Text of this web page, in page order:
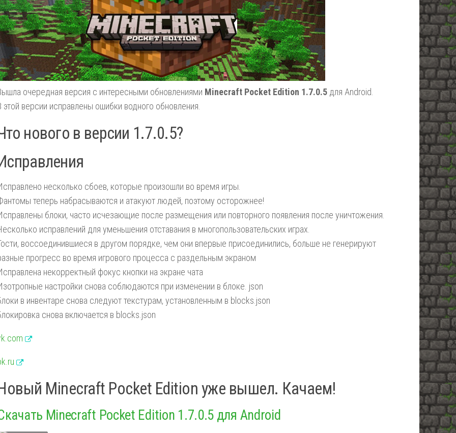
очередная версия с интересными обновлениями Minecraft Pocket Edition 1.7.0.5 для Android.
этой версии исправлены ошибки водного обновления.
нового в версии 1.7.0.5?
несколько сбоев, которые произошли во время игры.
теперь набрасываются и атакуют людей, поэтому осторожнее!
блоки, часто исчезающие после размещения или повторного появления после уничтожения.
исправлений для уменьшения отставания в многопользовательских играх.
воссоединившиеся в другом порядке, чем они впервые присоединились, больше не генерируют
прогресс во время игрового процесса с раздельным экраном
некорректный фокус кнопки на экране чата
настройки снова соблюдаются при изменении в блоке. json
в инвентаре снова следуют текстурам, установленным в blocks.json
снова включается в blocks.json
Minecraft Pocket Edition уже вышел. Качаем!
Minecraft Pocket Edition 1.7.0.5 для Android